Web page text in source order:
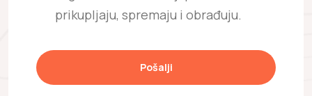
prikupljaju, spremaju i obrađuju.
Pošalji